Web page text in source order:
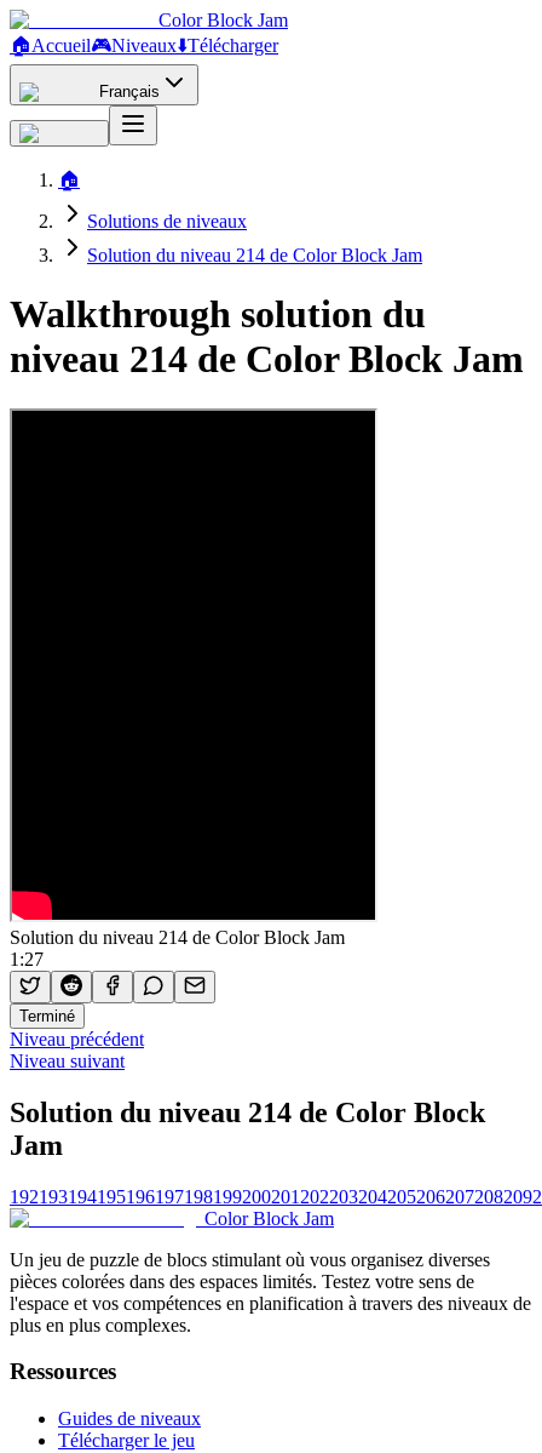
Color Block Jam
🏠Accueil🎮Niveaux⬇️Télécharger
Français
🏠
Solutions de niveaux
Solution du niveau 214 de Color Block Jam
Walkthrough solution du
niveau 214 de Color Block Jam
Solution du niveau 214 de Color Block Jam
1:27
Terminé
Niveau précédent
Niveau suivant
Solution du niveau 214 de Color Block
Jam
192193194195196197198199200201 202203204205206207208209
Color Block Jam
Un jeu de puzzle de blocs stimulant où vous organisez diverses
pièces colorées dans des espaces limités. Testez votre sens de
l'espace et vos compétences en planification à travers des niveaux de
plus en plus complexes.
Ressources
Guides de niveaux
Télécharger le jeu